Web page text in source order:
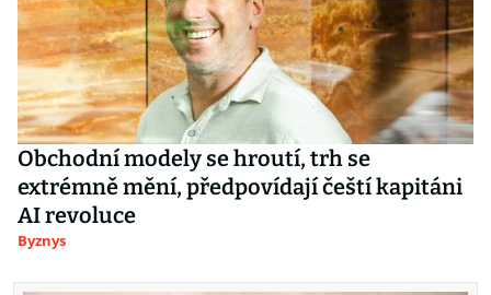
Obchodní modely se hroutí, trh se
extrémně mění, předpovídají čeští kapitáni
AI revoluce
Byznys